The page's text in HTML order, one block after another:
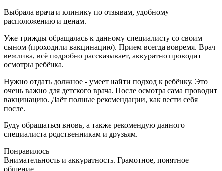
Выбрала врача и клинику по отзывам, удобному
расположению и ценам.
Уже трижды обращалась к данному специалисту со своим
сыном (проходили вакцинацию). Прием всегда вовремя. Врач
вежлива, всё подробно рассказывает, аккуратно проводит
осмотры ребёнка.
Нужно отдать должное - умеет найти подход к ребёнку. Это
очень важно для детского врача. После осмотра сама проводит
вакцинацию. Даёт полные рекомендации, как вести себя
после.
Буду обращаться вновь, а также рекомендую данного
специалиста родственникам и друзьям.
Понравилось
Внимательность и аккуратность. Грамотное, понятное
общение.